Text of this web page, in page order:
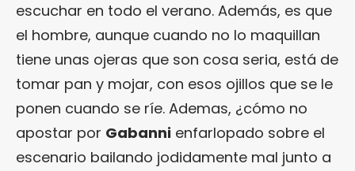
escuchar en todo el verano. Además, es que
el hombre, aunque cuando no lo maquillan
tiene unas ojeras que son cosa seria, está de
tomar pan y mojar, con esos ojillos que se le
ponen cuando se ríe. Ademas, ¿cómo no
apostar por Gabanni enfarlopado sobre el
escenario bailando jodidamente mal junto a